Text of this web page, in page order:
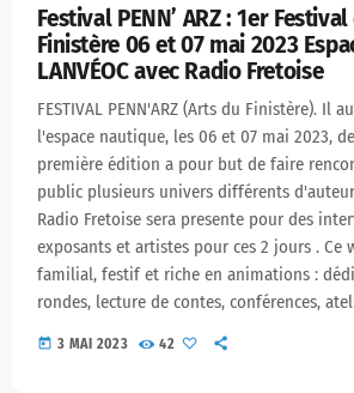
Festival PENN’ ARZ : 1er
Finistère 06 et 07 mai 2023
LANVÉOC avec Radio Fretoise
FESTIVAL PENN'ARZ (Arts du Finistère). Il
l'espace nautique, les 06 et 07 mai 2023,
première édition a pour but de faire
public plusieurs univers différents
Radio Fretoise sera presente pour des
exposants et artistes pour ces 2 jours . Ce
familial, festif et riche en animations :
rondes, lecture de contes, conférences,
today 3 MAI 2023 42